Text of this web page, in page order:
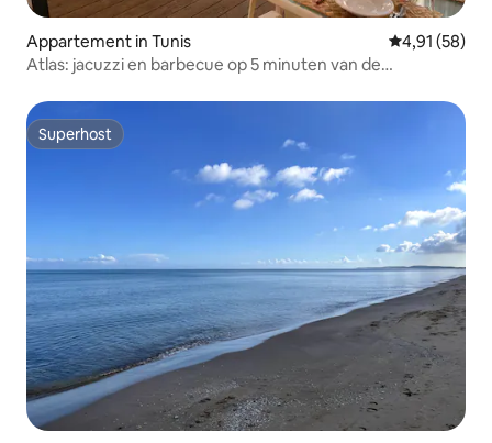
Appartement in Tunis Gemiddelde
4,91 (58)
Atlas: jacuzzi en barbecue op 5 minuten van de
Superhost
Superhost